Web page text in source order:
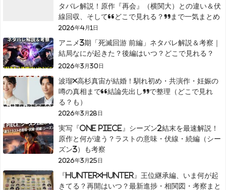
タバレ解説！原作『再会』（横関大）との違い＆伏
線回収、そして“どこで見れる？”まで一気まとめ
2026年4月1日
アニメ3期「死滅回游 前編」ネタバレ解説＆考察｜
結局なにが起きた？後編はいつ？どこで見れる？
2026年3月30日
波瑠×高杉真宙が結婚！馴れ初め・共演作・妊娠の
噂の真相まで“結論先出し”で整理（どこで見れ
る？も）
2026年3月28日
実写『ONE PIECE』シーズン2結末を最速解説！
原作と何が違う？ラストの意味・伏線・続編（シー
ズン3）も考察
2026年3月25日
『HUNTER×HUNTER』王位継承編、いま何が起
きてる？再開はいつ？最新進捗・相関図・考察まと